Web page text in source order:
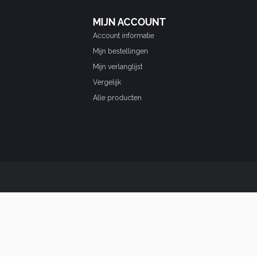
MIJN ACCOUNT
Account informatie
Mijn bestellingen
Mijn verlanglijst
Vergelijk
Alle producten